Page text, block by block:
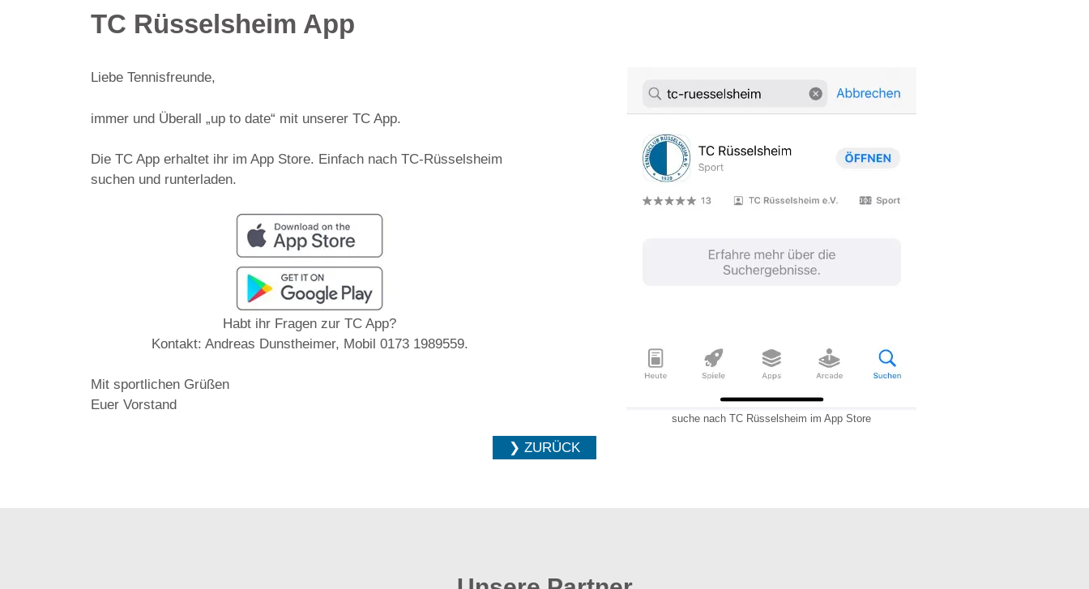
TC Rüsselsheim App
Liebe Tennisfreunde,
immer und Überall „up to date“ mit unserer TC App.
Die TC App erhaltet ihr im App Store. Einfach nach TC-Rüsselsheim
suchen und runterladen.
Habt ihr Fragen zur TC App?
Kontakt: Andreas Dunstheimer, Mobil 0173 1989559.
Mit sportlichen Grüßen
Euer Vorstand
suche nach TC Rüsselsheim im App Store
❯ ZURÜCK